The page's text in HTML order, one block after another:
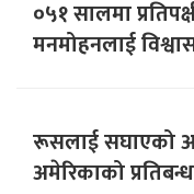
०५१ सालमा
मनमोहनलाई
रूसलाई सघाएको
अमेरिकाको प्रतिबन्ध